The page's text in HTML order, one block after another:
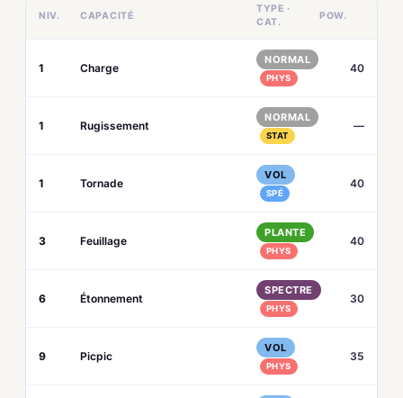
NIV. CAPACITÉ
TYPE ·
CAT.
POW.
1 Charge
NORMAL
PHYS
40
1 Rugissement
NORMAL
STAT
—
1 Tornade
VOL
SPÉ
40
3 Feuillage
PLANTE
PHYS
40
6 Étonnement
SPECTRE
PHYS
30
9 Picpic
VOL
PHYS
35